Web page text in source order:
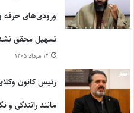
ورودی‌های حرفه
تسهیل محقق
۱۴ مرداد ۱۴۰۵
رئیس کانون
مانند رانندگی و